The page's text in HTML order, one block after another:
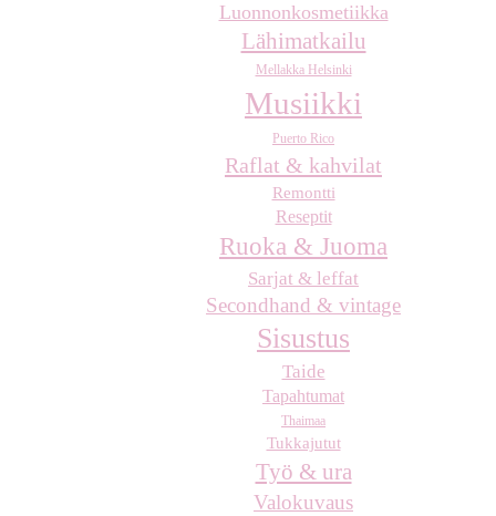
Luonnonkosmetiikka
Lähimatkailu
Mellakka Helsinki
Musiikki
Puerto Rico
Raflat & kahvilat
Remontti
Reseptit
Ruoka & Juoma
Sarjat & leffat
Secondhand & vintage
Sisustus
Taide
Tapahtumat
Thaimaa
Tukkajutut
Työ & ura
Valokuvaus